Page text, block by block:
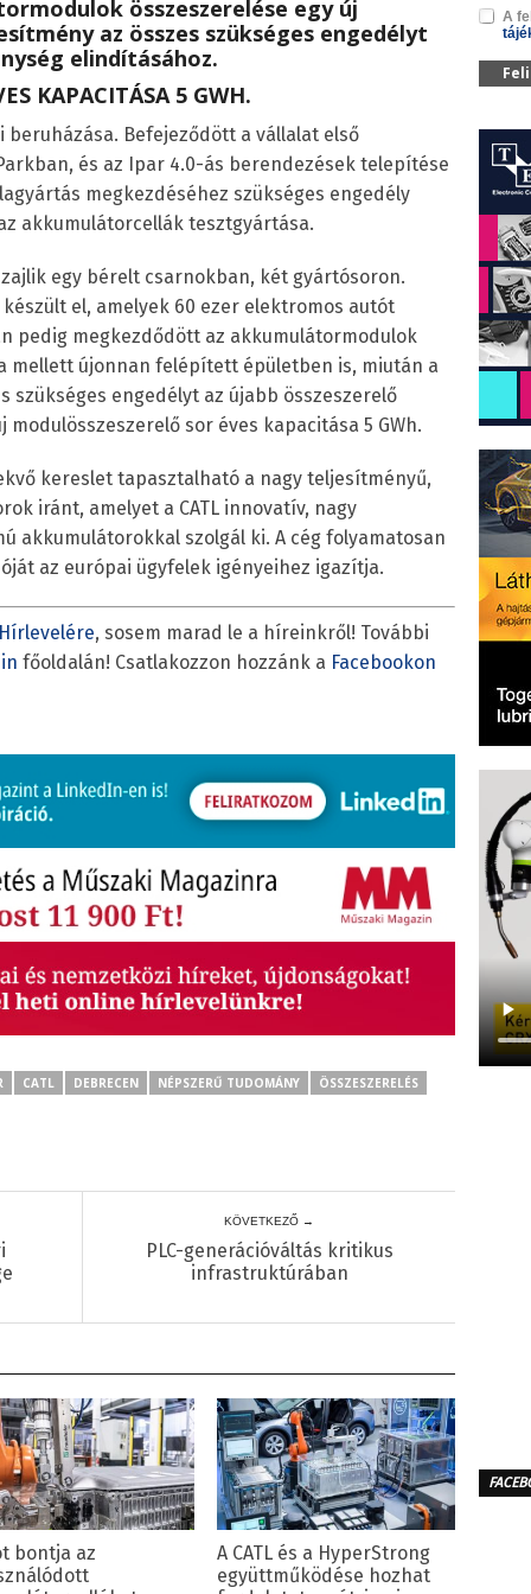
összeszerelése egy új
az összes szükséges engedélyt
elindításához.
KAPACITÁSA 5 GWH.
beruházása. Befejeződött a vállalat első
és az Ipar 4.0-ás berendezések telepítése
megkezdéséhez szükséges engedély
akkumulátorcellák tesztgyártása.
egy bérelt csarnokban, két gyártósoron.
el, amelyek 60 ezer elektromos autót
pedig megkezdődött az akkumulátormodulok
mellett újonnan felépített épületben is, miután a
szükséges engedélyt az újabb összeszerelő
modulösszeszerelő sor éves kapacitása 5 GWh.
kereslet tapasztalható a nagy teljesítményű,
iránt, amelyet a CATL innovatív, nagy
akkumulátorokkal szolgál ki. A cég folyamatosan
az európai ügyfelek igényeihez igazítja.
, sosem marad le a híreinkről! További
főoldalán! Csatlakozzon hozzánk a Facebookon
CATL DEBRECEN NÉPSZERŰ TUDOMÁNY ÖSSZESZERELÉS
KÖVETKEZŐ →
PLC-generációváltás kritikus
infrastruktúrában
bontja az
A CATL és a HyperStrong
együttműködése hozhat
A